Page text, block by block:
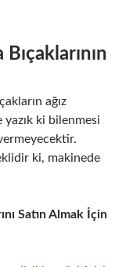
ağız
ki bilenmesi
ki, makinede
Satın Almak İçin